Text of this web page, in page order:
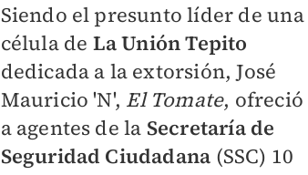
Siendo el presunto líder de una
célula de La Unión Tepito
dedicada a la extorsión, José
Mauricio 'N', El Tomate, ofreció
a agentes de la Secretaría de
Seguridad Ciudadana (SSC) 10